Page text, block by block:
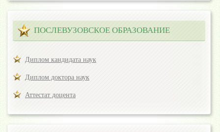
ПОСЛЕВУЗОВСКОЕ ОБРАЗОВАНИЕ
Диплом кандидата наук
Диплом доктора наук
Аттестат доцента